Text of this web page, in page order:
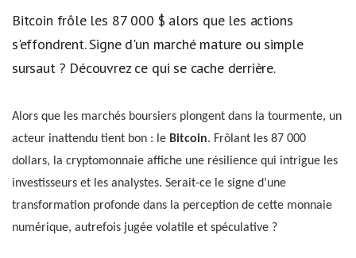
Bitcoin frôle les 87 000 $ alors que les actions
s'effondrent. Signe d'un marché mature ou simple
sursaut ? Découvrez ce qui se cache derrière.
Alors que les marchés boursiers plongent dans la tourmente, un
acteur inattendu tient bon : le Bitcoin. Frôlant les 87 000
dollars, la cryptomonnaie affiche une résilience qui intrigue les
investisseurs et les analystes. Serait-ce le signe d’une
transformation profonde dans la perception de cette monnaie
numérique, autrefois jugée volatile et spéculative ?